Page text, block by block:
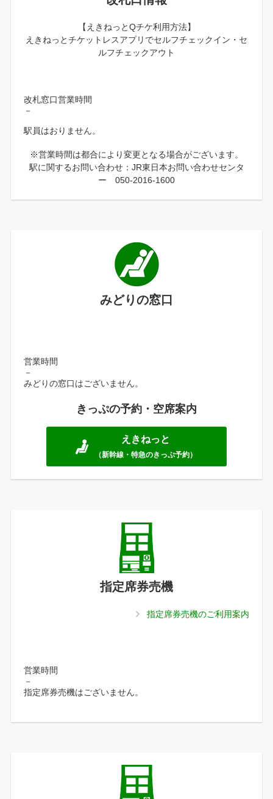
【えきねっとQチケ利用方法】
えきねっとチケットレスアプリでセルフチェックイン・セ
ルフチェックアウト
改札窓口営業時間
－
駅員はおりません。
※営業時間は都合により変更となる場合がございます。
駅に関するお問い合わせ：JR東日本お問い合わせセンタ
ー 050-2016-1600
みどりの窓口
営業時間
－
みどりの窓口はございません。
きっぷの予約・空席案内
えきねっと
（新幹線・特急のきっぷ予約）
指定席券売機
指定席券売機のご利用案内
営業時間
－
指定席券売機はございません。